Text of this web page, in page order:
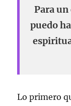
Para un
puedo
Lo primero